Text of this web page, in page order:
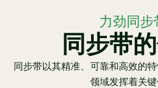
力劲同步
同步带
同步带以其精准、可靠和高效的
领域发挥着关键